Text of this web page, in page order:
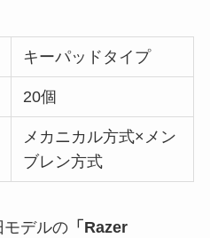
キーパッドタイプ
20個
メカニカル方式×メン
ブレン方式
モデルの「Razer